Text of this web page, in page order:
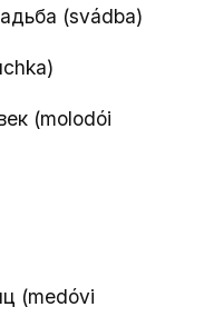
(svádba)
(molodói
(medóvi